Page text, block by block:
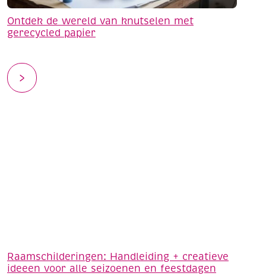
Ontdek de wereld van knutselen met
gerecycled papier
Raamschilderingen: Handleiding + creatieve
ideeen voor alle seizoenen en feestdagen